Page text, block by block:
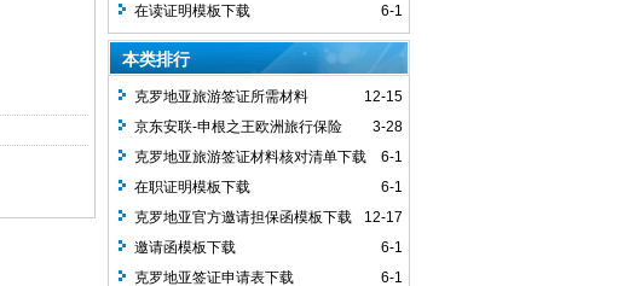
6-1
在读证明模板下载
本类排行
12-15
克罗地亚旅游签证所需材料
3-28
京东安联-申根之王欧洲旅行保险
6-1
克罗地亚旅游签证材料核对清单下载
6-1
在职证明模板下载
12-17
克罗地亚官方邀请担保函模板下载
6-1
邀请函模板下载
6-1
克罗地亚签证申请表下载